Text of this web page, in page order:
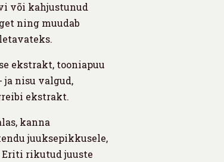
või kahjustunud
ning muudab
ekstrakt, tooniapuu
ja nisu valgud,
ekstrakt.
kanna
juuksepikkusele,
Eriti rikutud juuste